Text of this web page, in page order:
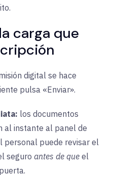
carga que
digital se hace
pulsa «Enviar».
los documentos
al instante al panel de
personal puede revisar el
seguro antes de que el